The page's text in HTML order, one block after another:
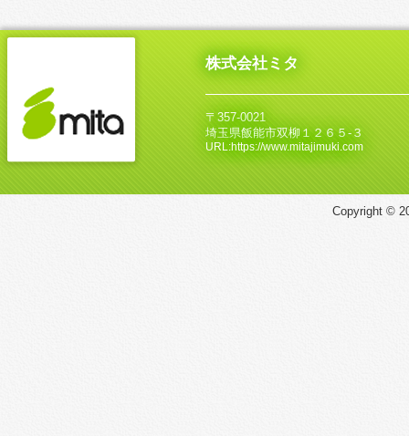
株式会社ミタ
〒357-0021
埼玉県飯能市双柳１２６５‐３
URL:https://www.mitajimuki.com
Copyright ©